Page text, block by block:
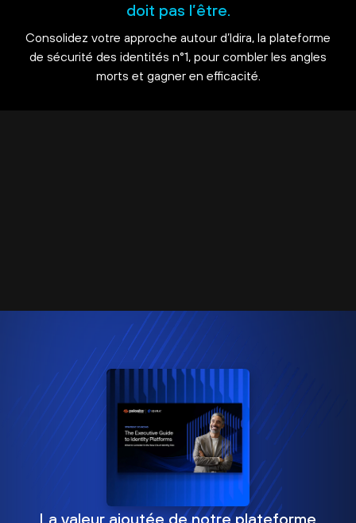
doit pas l’être.
Consolidez votre approche autour d’Idira, la plateforme
de sécurité des identités n°1, pour combler les angles
morts et gagner en efficacité.
La valeur ajoutée de notre plateforme